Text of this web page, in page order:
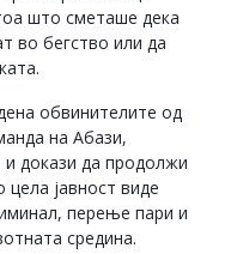
што сметаше дека
во бегство или да
обвинителите од
на Абази,
докази да продолжи
цела јавност виде
перење пари и
средина.